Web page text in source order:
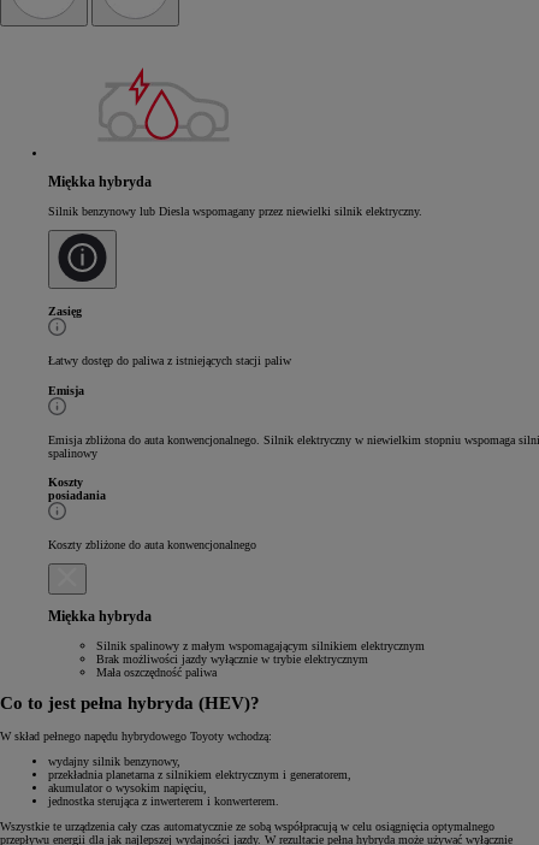
Miękka hybryda
Silnik benzynowy lub Diesla wspomagany przez niewielki silnik elektryczny.
Zasięg
Łatwy dostęp do paliwa z istniejących stacji paliw
Emisja
Emisja zbliżona do auta konwencjonalnego. Silnik elektryczny w niewielkim stopniu wspomaga
spalinowy
Koszty
posiadania
Koszty zbliżone do auta konwencjonalnego
Miękka hybryda
Silnik spalinowy z małym wspomagającym silnikiem elektrycznym
Brak możliwości jazdy wyłącznie w trybie elektrycznym
Mała oszczędność paliwa
Co to jest pełna hybryda (HEV)?
W skład pełnego napędu hybrydowego Toyoty wchodzą:
wydajny silnik benzynowy,
przekładnia planetarna z silnikiem elektrycznym i generatorem,
akumulator o wysokim napięciu,
jednostka sterująca z inwerterem i konwerterem.
Wszystkie te urządzenia cały czas automatycznie ze sobą współpracują w celu osiągnięcia optymalnego
przepływu energii dla jak najlepszej wydajności jazdy. W rezultacie pełna hybryda może używać wyłącznie